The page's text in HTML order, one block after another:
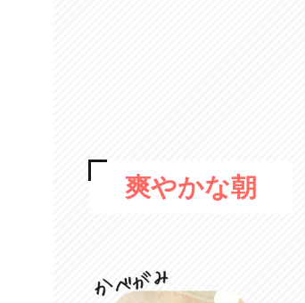
爽やかな朝